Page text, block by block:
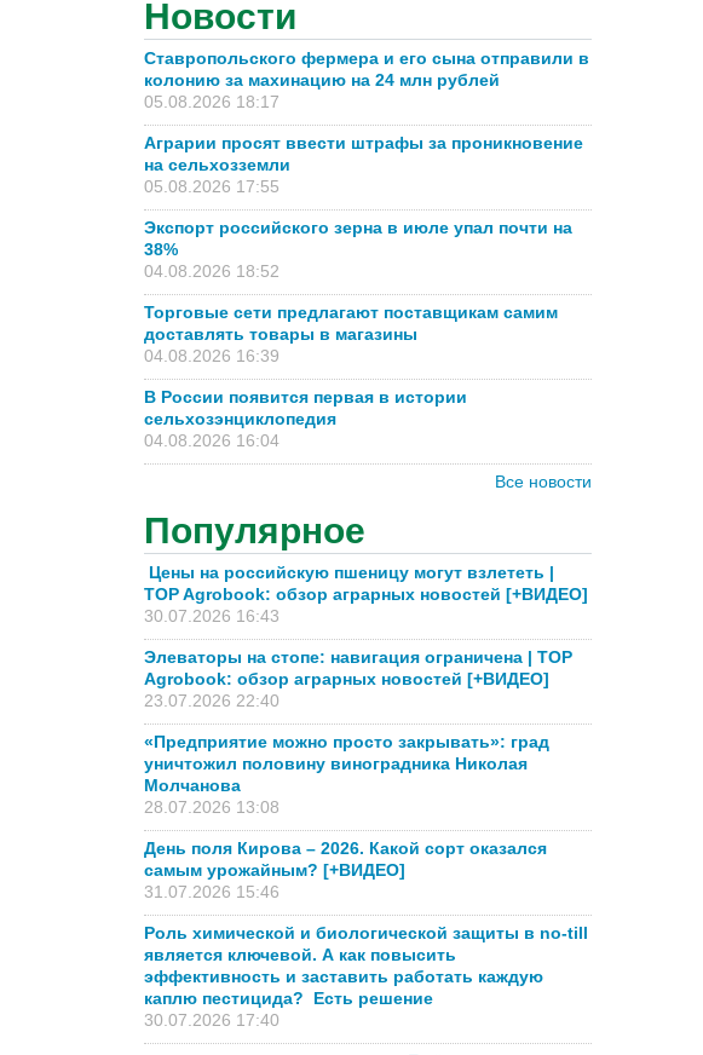
Новости
Ставропольского фермера и его сына отправили в
колонию за махинацию на 24 млн рублей
05.08.2026 18:17
Аграрии просят ввести штрафы за проникновение
на сельхозземли
05.08.2026 17:55
Экспорт российского зерна в июле упал почти на
38%
04.08.2026 18:52
Торговые сети предлагают поставщикам самим
доставлять товары в магазины
04.08.2026 16:39
В России появится первая в истории
сельхозэнциклопедия
04.08.2026 16:04
Все новости
Популярное
Цены на российскую пшеницу могут взлететь |
TOP Agrobook: обзор аграрных новостей [+ВИДЕО]
30.07.2026 16:43
Элеваторы на стопе: навигация ограничена | TOP
Agrobook: обзор аграрных новостей [+ВИДЕО]
23.07.2026 22:40
«Предприятие можно просто закрывать»: град
уничтожил половину виноградника Николая
Молчанова
28.07.2026 13:08
День поля Кирова – 2026. Какой сорт оказался
самым урожайным? [+ВИДЕО]
31.07.2026 15:46
Роль химической и биологической защиты в no-till
является ключевой. А как повысить
эффективность и заставить работать каждую
каплю пестицида? Есть решение
30.07.2026 17:40